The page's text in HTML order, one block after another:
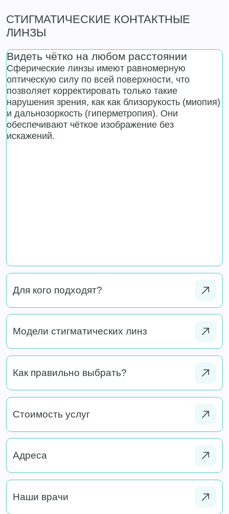
СТИГМАТИЧЕСКИЕ КОНТАКТНЫЕ
ЛИНЗЫ
Видеть чётко на любом расстоянии
Сферические линзы имеют равномерную
оптическую силу по всей поверхности, что
позволяет корректировать только такие
нарушения зрения, как как близорукость (миопия)
и дальнозоркость (гиперметропия). Они
обеспечивают чёткое изображение без
искажений.
Для кого подходят?
Модели стигматических линз
Как правильно выбрать?
Стоимость услуг
Адреса
Наши врачи